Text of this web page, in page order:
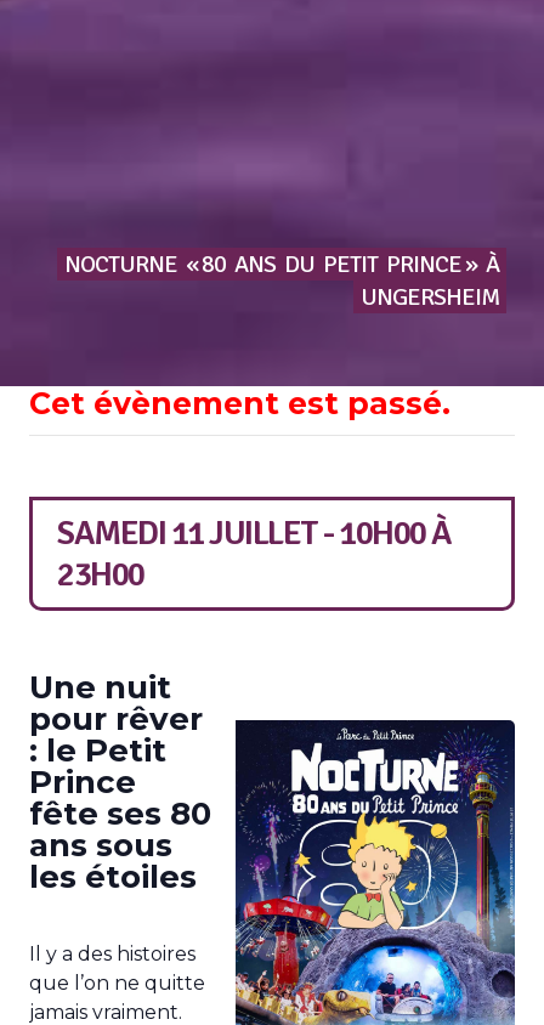
NOCTURNE « 80 ANS DU PETIT PRINCE » À
UNGERSHEIM
Cet évènement est passé.
SAMEDI 11 JUILLET - 10H00À
23H00
Une nuit
pour rêver
: le Petit
Prince
fête ses 80
ans sous
les étoiles
Il y a des histoires
que l’on ne quitte
jamais vraiment.